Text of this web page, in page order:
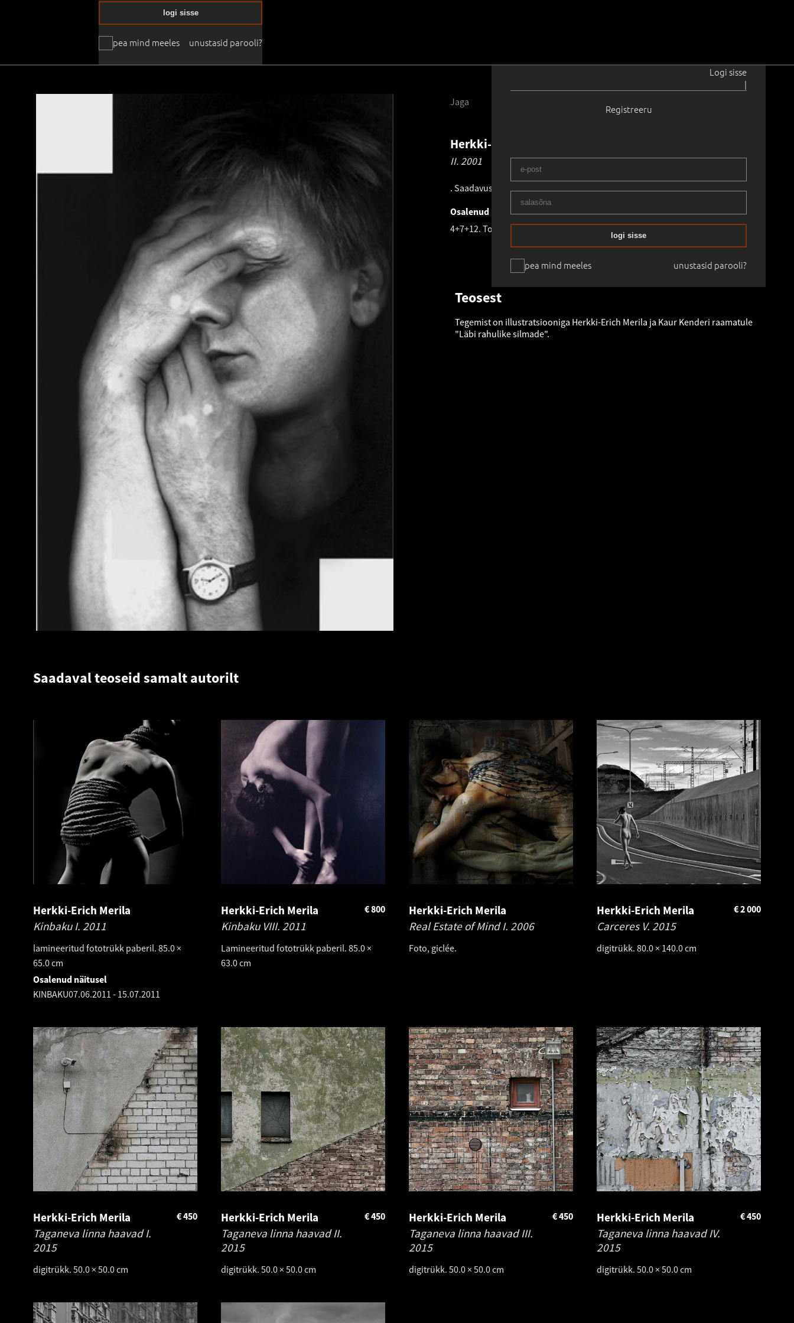
Logi sisse
|
Registreeru
pea mind meeles
logi sisse
unustasid parooli?
pea mind meeles
logi sisse
unustasid parooli?
Herkki-Erich Merila
II.2001
. Saadavus: Ei ole saadavalRaamita
Osalenud näitusel
4+7+12. Tolm.
22.01.2003-05.02.2003
Teosest
Tegemist on illustratsiooniga Herkki-Erich Merila ja Kaur Kenderi raamatule
"Läbi rahulike silmade".
Jaga
Saadaval teoseid samalt autorilt
Herkki-Erich Merila
Kinbaku I. 2011
lamineeritud fototrükk paberil. 85.0 ×
65.0 cm
Osalenud näitusel
KINBAKU07.06.2011 - 15.07.2011
Herkki-Erich Merila
Kinbaku VIII. 2011
Lamineeritud fototrükk paberil. 85.0 ×
63.0 cm
800
€
Herkki-Erich Merila
Real Estate of Mind I. 2006
Foto, giclée.
Herkki-Erich Merila
Carceres V. 2015
digitrükk. 80.0 × 140.0 cm
2 000
€
Herkki-Erich Merila
Taganeva linna haavad I.
2015
digitrükk. 50.0 × 50.0 cm
450
€
Herkki-Erich Merila
Taganeva linna haavad II.
2015
digitrükk. 50.0 × 50.0 cm
450
€
Herkki-Erich Merila
Taganeva linna haavad III.
2015
digitrükk. 50.0 × 50.0 cm
450
€
Herkki-Erich Merila
Taganeva linna haavad IV.
2015
digitrükk. 50.0 × 50.0 cm
450
€